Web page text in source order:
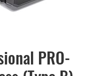
PRO-